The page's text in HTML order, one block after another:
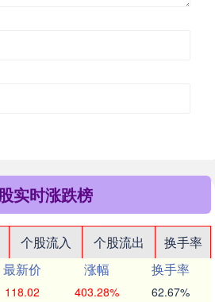
实时涨跌榜
个股流入 个股流出
换手率
最新价 涨幅
换手率
118.02 403.28% 62.67%